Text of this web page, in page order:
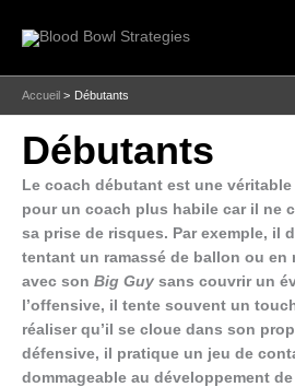
Accueil Débutants
Débutants
Le coach débutant est une véritable
pour un coach plus habile car il ne
sa prise de risques. Par exemple, il
tentant un ramassé de ballon ou en
avec son Big Guy sans couvrir un
l’offensive, il tente souvent un
réaliser qu’il se cloue dans son
défensive, il pratique un jeu de
dommageable au développement